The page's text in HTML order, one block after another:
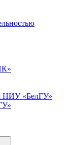
НИУ «БелГУ»